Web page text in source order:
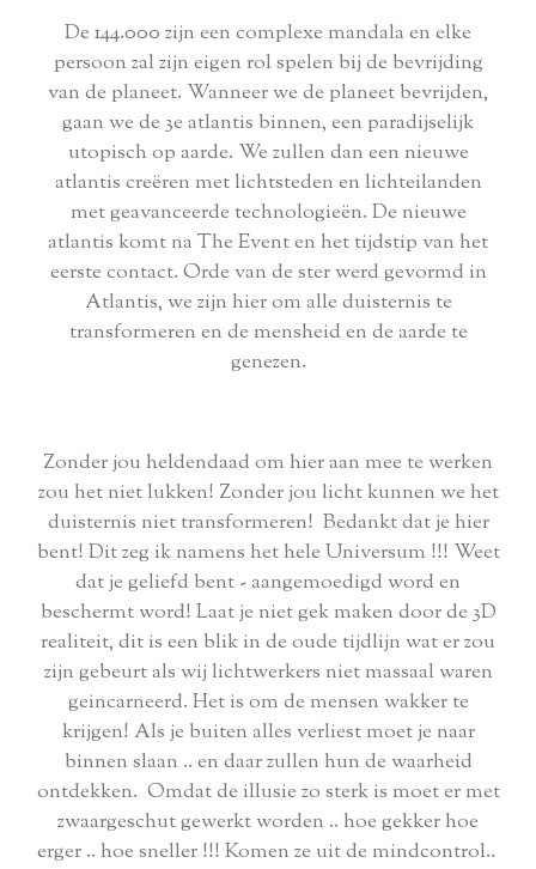
De 144.000 zijn een complexe mandala en elke
persoon zal zijn eigen rol spelen bij de bevrijding
van de planeet. Wanneer we de planeet bevrijden,
gaan we de 3e atlantis binnen, een paradijselijk
utopisch op aarde. We zullen dan een nieuwe
atlantis creëren met lichtsteden en lichteilanden
met geavanceerde technologieën. De nieuwe
atlantis komt na The Event en het tijdstip van het
eerste contact. Orde van de ster werd gevormd in
Atlantis, we zijn hier om alle duisternis te
transformeren en de mensheid en de aarde te
genezen.
Zonder jou heldendaad om hier aan mee te werken
zou het niet lukken! Zonder jou licht kunnen we het
duisternis niet transformeren! Bedankt dat je hier
bent! Dit zeg ik namens het hele Universum !!! Weet
dat je geliefd bent - aangemoedigd word en
beschermt word! Laat je niet gek maken door de 3D
realiteit, dit is een blik in de oude tijdlijn wat er zou
zijn gebeurt als wij lichtwerkers niet massaal waren
geincarneerd. Het is om de mensen wakker te
krijgen! Als je buiten alles verliest moet je naar
binnen slaan .. en daar zullen hun de waarheid
ontdekken. Omdat de illusie zo sterk is moet er met
zwaargeschut gewerkt worden .. hoe gekker hoe
erger .. hoe sneller !!! Komen ze uit de mindcontrol..